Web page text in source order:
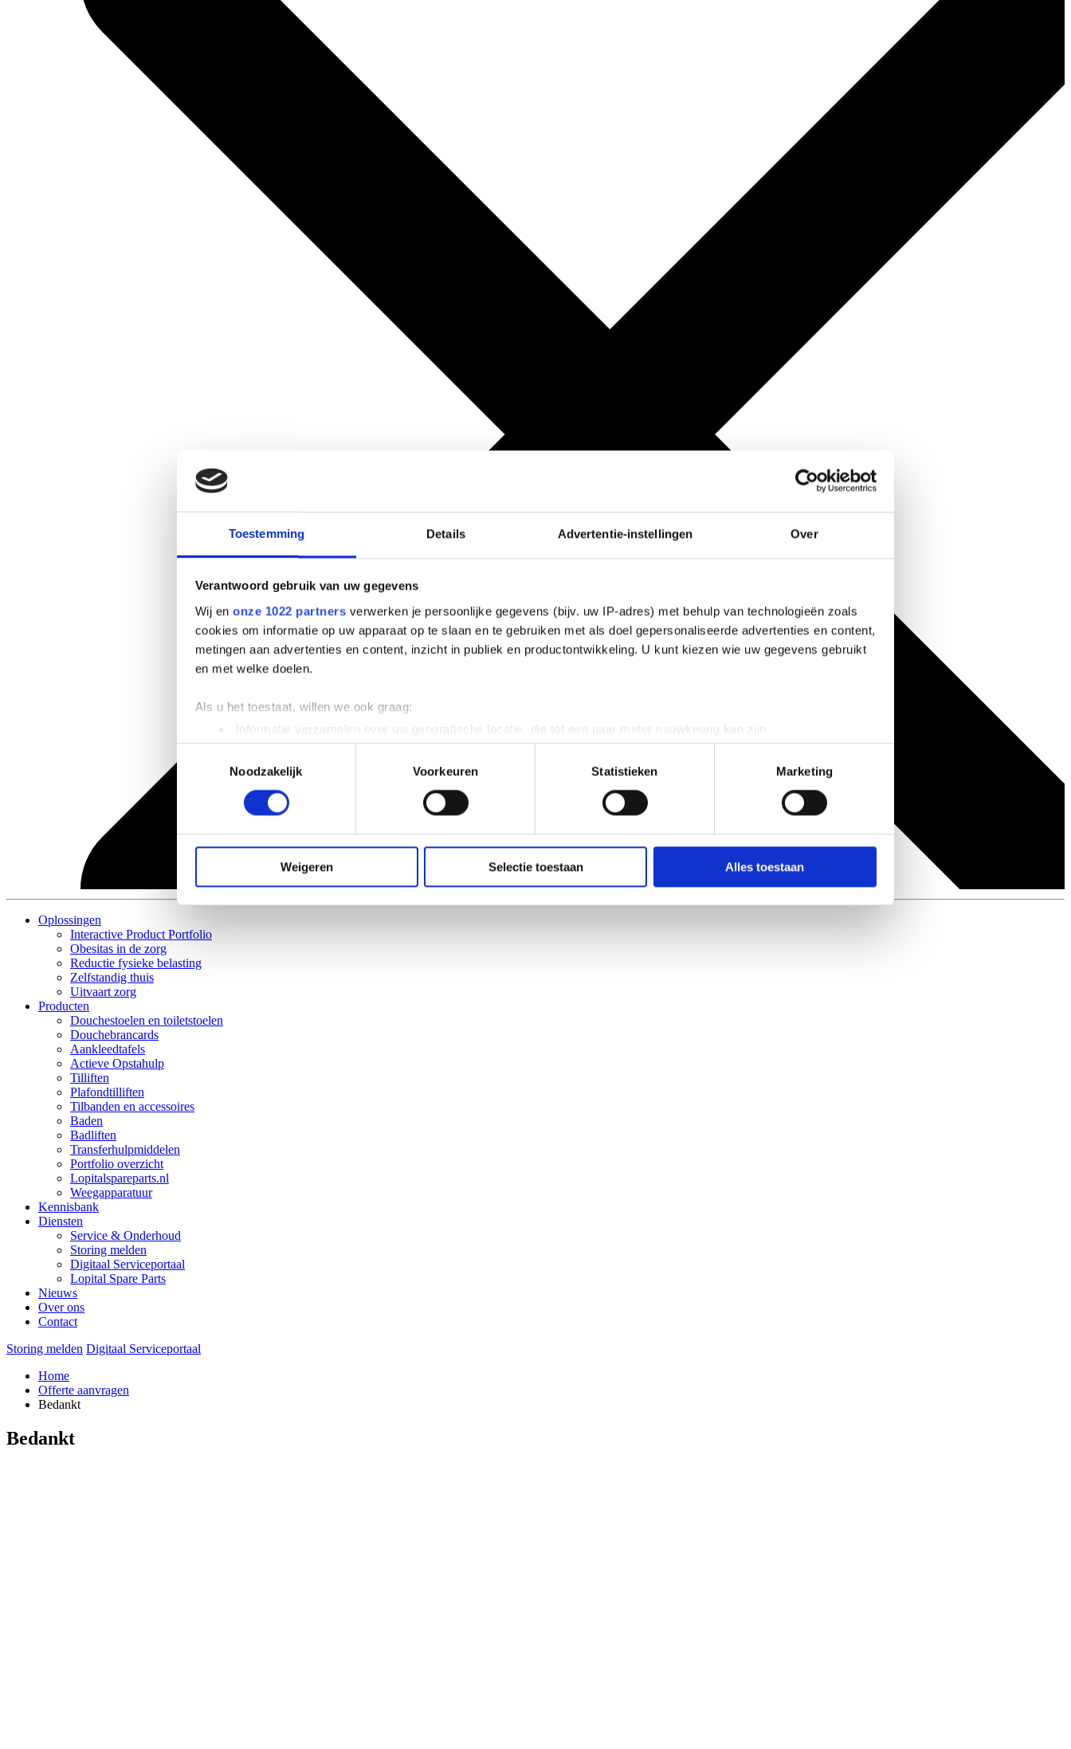
Toestemming Details Advertentie-instellingen Over
Verantwoord gebruik van uw gegevens
Wij en onze 1022 partners verwerken je persoonlijke gegevens (bijv. uw IP-adres) met behulp van technologieën zoals
cookies om informatie op uw apparaat op te slaan en te gebruiken met als doel gepersonaliseerde advertenties en content,
metingen aan advertenties en content, inzicht in publiek en productontwikkeling. U kunt kiezen wie uw gegevens gebruikt
en met welke doelen.
Als u het toestaat, willen we ook graag:
Informatie verzamelen over uw geografische locatie, die tot een paar meter nauwkeurig kan zijn
Uw apparaat identificeren door het actief te scannen op specifieke eigenschappen (fingerprinting)
Lees meer over hoe uw persoonlijke gegevens worden verwerkt en stel uw voorkeuren in het
detailgedeeltein. U kunt uw
toestemming op elk moment wijzigen of intrekken in de Cookieverklaring.
websiteverkeer te analyseren. Ook delen we informatie over uw gebruik van onze site met onze partners voor social
media, adverteren en analyse. Deze partners kunnen deze gegevens combineren met andere informatie die u aan ze heeft
verstrekt of die ze hebben verzameld op basis van uw gebruik van hun services.
Noodzakelijk
Voorkeuren Statistieken Marketing
Weigeren Selectie toestaan Alles toestaan
Oplossingen
Interactive Product Portfolio
Obesitas in de zorg
Reductie fysieke belasting
Zelfstandig thuis
Uitvaart zorg
Producten
Douchestoelen en toiletstoelen
Douchebrancards
Aankleedtafels
Actieve Opstahulp
Tilliften
Plafondtilliften
Tilbanden en accessoires
Baden
Badliften
Transferhulpmiddelen
Portfolio overzicht
Lopitalspareparts.nl
Weegapparatuur
Kennisbank
Diensten
Service & Onderhoud
Storing melden
Digitaal Serviceportaal
Lopital Spare Parts
Nieuws
Over ons
Contact
Storing melden Digitaal Serviceportaal
Home
Offerte aanvragen
Bedankt
Bedankt